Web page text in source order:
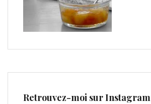
Retrouvez-moi sur Instagram